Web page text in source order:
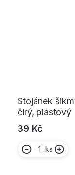
Stojánek
čirý, plastový
39 Kč
ks